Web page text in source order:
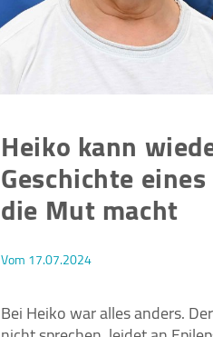
Heiko kann
Geschichte
die Mut macht
Vom 17.07.2024
Bei Heiko war alles anders.